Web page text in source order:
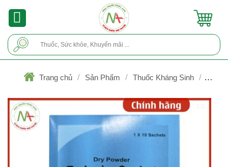
Trang chủ / Sản Phẩm / Thuốc Kháng Sinh /